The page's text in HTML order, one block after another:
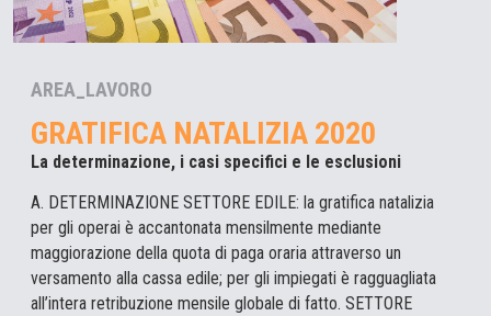
AREA_LAVORO
GRATIFICA NATALIZIA 2020
La determinazione, i casi specifici e le esclusioni
A. DETERMINAZIONE SETTORE EDILE: la gratifica natalizia
per gli operai è accantonata mensilmente mediante
maggiorazione della quota di paga oraria attraverso un
versamento alla cassa edile; per gli impiegati è ragguagliata
all’intera retribuzione mensile globale di fatto. SETTORE